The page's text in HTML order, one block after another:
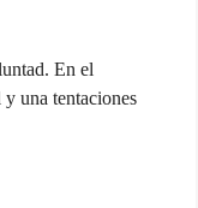
En el
una tentaciones